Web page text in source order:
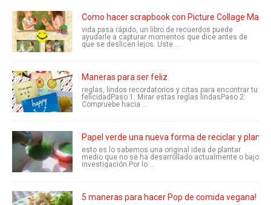
Como hacer scrapbook con Picture Collage Maker
vida pasa rápido, un libro de recuerdos puede
ayudarle a capturar momentos que dice antes de
que se deslicen lejos. Uste ...
Maneras para ser feliz
reglas, lindos recordatorios y citas para encontrar tu
felicidadPaso 1: Mirar estas reglas lindasPaso 2:
Compruebe hacia ...
Papel verde una nueva forma de reciclar y plantar
esto es lo sabemos una original idea de plantar
medio que no se ha desarrollado actualmente o bajo
investigación.Por lo ...
5 maneras para hacer Pop de comida vegana!